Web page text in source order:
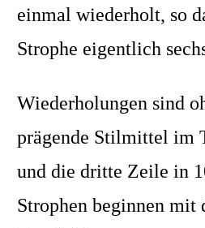
einmal wiederholt, so
Strophe eigentlich
Wiederholungen sind
prägende Stilmittel im
und die dritte Zeile in
Strophen beginnen mit